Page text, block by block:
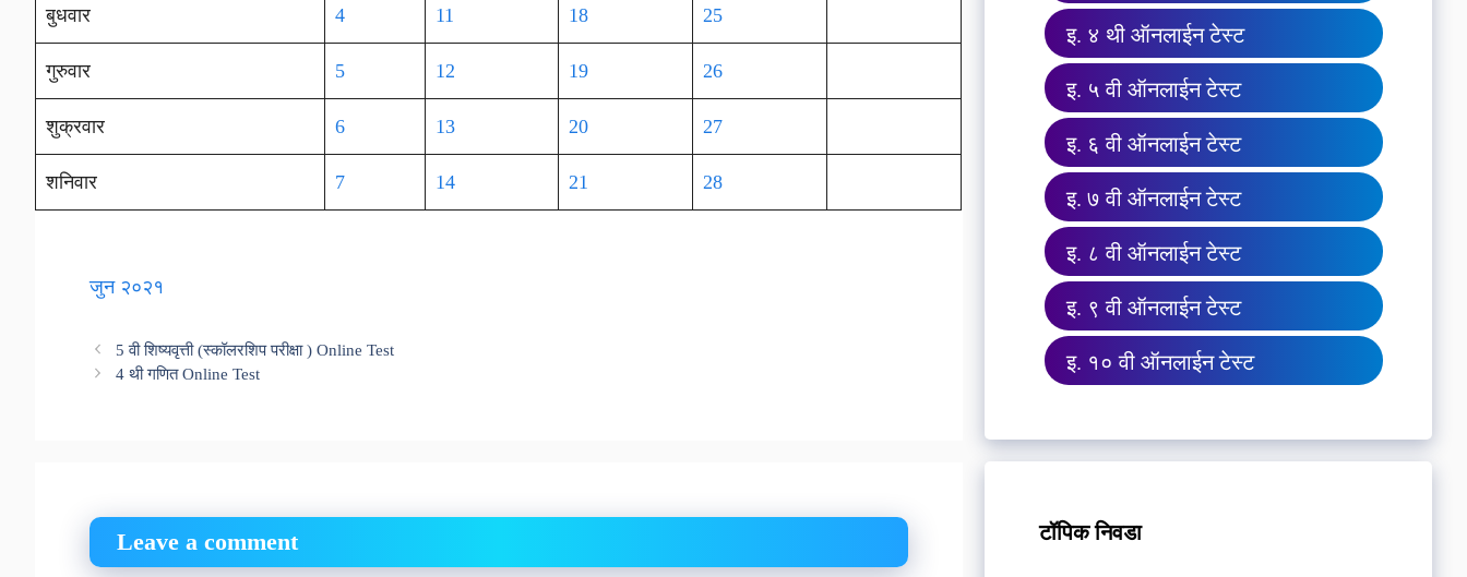
बुधवार 4 11 18 25
गुरुवार 5 12 19 26
शुक्रवार 6 13 20 27
शनिवार 7 14 21 28
जुन २०२१
5 वी शिष्यवृत्ती (स्कॉलरशिप परीक्षा ) Online Test
4 थी गणित Online Test
Leave a comment
इ. ४ थी ऑनलाईन टेस्ट
इ. ५ वी ऑनलाईन टेस्ट
इ. ६ वी ऑनलाईन टेस्ट
इ. ७ वी ऑनलाईन टेस्ट
इ. ८ वी ऑनलाईन टेस्ट
इ. ९ वी ऑनलाईन टेस्ट
इ. १० वी ऑनलाईन टेस्ट
टॉपिक निवडा